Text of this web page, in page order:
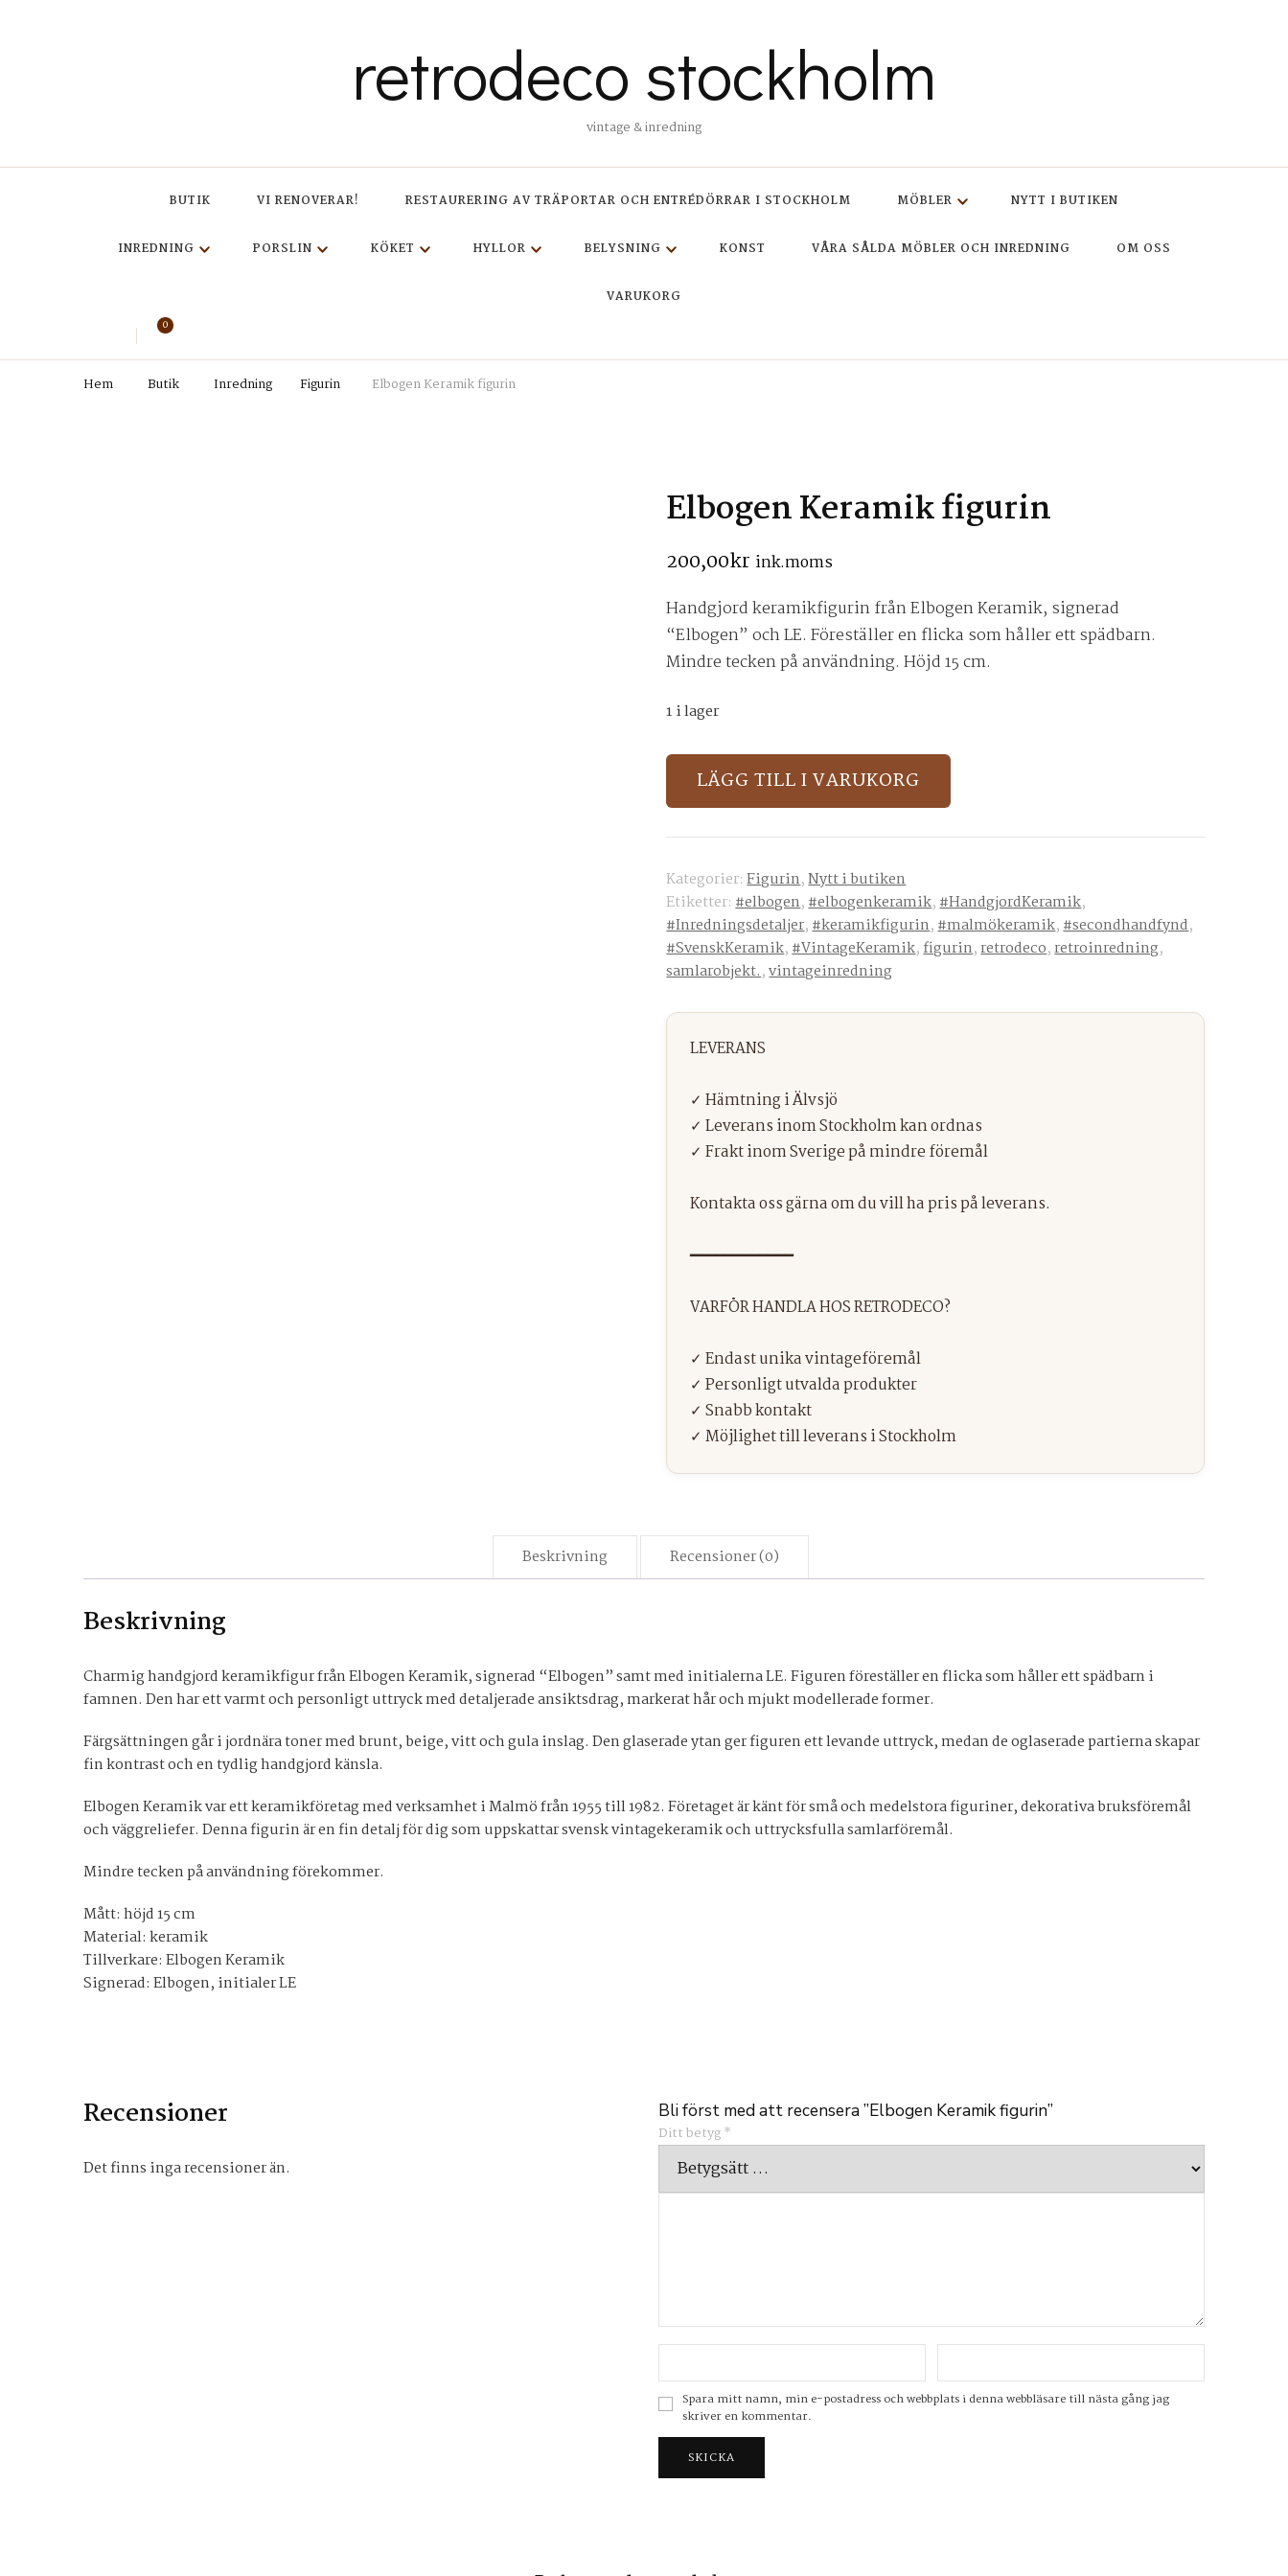
retrodeco stockholm
vintage & inredning
BUTIK VI RENOVERAR! RESTAURERING AV TRÄPORTAR OCH ENTRÉDÖRRAR I STOCKHOLM MÖBLER NYTT I BUTIKEN
INREDNING PORSLIN KÖKET HYLLOR BELYSNING KONST VÅRA SÅLDA MÖBLER OCH INREDNING OM OSS
VARUKORG
0
Hem Butik Inredning Figurin Elbogen Keramik figurin
Elbogen Keramik figurin
200,00kr ink.moms
Handgjord keramikfigurin från Elbogen Keramik, signerad
“Elbogen” och LE. Föreställer en flicka som håller ett spädbarn.
Mindre tecken på användning. Höjd 15 cm.
1 i lager
Elbogen
Keramik
figurin
mängd
LÄGG TILL I VARUKORG
Kategorier:Figurin,Nytt i butiken
Etiketter:#elbogen,#elbogenkeramik,#HandgjordKeramik,
#Inredningsdetaljer,#keramikfigurin,#malmökeramik,#secondhandfynd,
#SvenskKeramik,#VintageKeramik,figurin,retrodeco,retroinredning,
samlarobjekt.,vintageinredning
Beskrivning Recensioner (0)
Beskrivning
Charmig handgjord keramikfigur från Elbogen Keramik, signerad “Elbogen” samt med initialerna LE. Figuren föreställer en flicka som håller ett spädbarn i
famnen. Den har ett varmt och personligt uttryck med detaljerade ansiktsdrag, markerat hår och mjukt modellerade former.
Färgsättningen går i jordnära toner med brunt, beige, vitt och gula inslag. Den glaserade ytan ger figuren ett levande uttryck, medan de oglaserade partierna skapar
fin kontrast och en tydlig handgjord känsla.
Elbogen Keramik var ett keramikföretag med verksamhet i Malmö från 1955 till 1982. Företaget är känt för små och medelstora figuriner, dekorativa bruksföremål
och väggreliefer. Denna figurin är en fin detalj för dig som uppskattar svensk vintagekeramik och uttrycksfulla samlarföremål.
Mindre tecken på användning förekommer.
Mått: höjd 15 cm
Material: keramik
Tillverkare: Elbogen Keramik
Signerad: Elbogen, initialer LE
Recensioner
Det finns inga recensioner än.
Bli först med att recensera ”Elbogen Keramik figurin”
Ditt betyg*
Spara mitt namn, min e-postadress och webbplats i denna webbläsare till nästa gång jag
skriver en kommentar.